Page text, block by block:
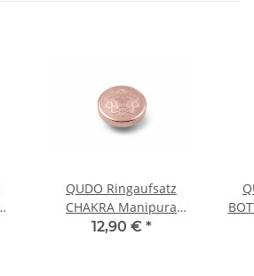
QUDO Ringaufsatz
CHAKRA Manipura
roségold
12,90 € *